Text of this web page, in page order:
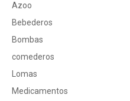
Azoo
Bebederos
Bombas
comederos
Lomas
Medicamentos